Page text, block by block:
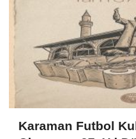
Karaman Futbol